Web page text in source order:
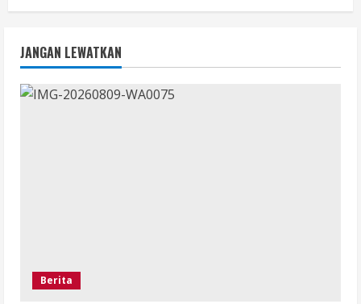
Kepintaran
Tak
Dunia
JANGAN LEWATKAN
Berita